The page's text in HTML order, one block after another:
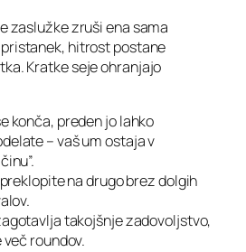
zaslužke zruši ena sama
hitrost postane
Kratke seje ohranjajo
konča, preden jo lahko
– vaš um ostaja v
na drugo brez dolgih
takojšnje zadovoljstvo,
roundov.